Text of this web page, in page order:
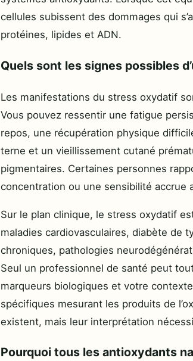
cellules subissent des dommages qui
protéines, lipides et ADN.
Quels sont les signes possibles
Les manifestations du stress oxydatif
Vous pouvez ressentir une fatigue
repos, une récupération physique
terne et un vieillissement cutané
pigmentaires. Certaines personnes
concentration ou une sensibilité accrue
Sur le plan clinique, le stress oxydatif
maladies cardiovasculaires, diabète de
chroniques, pathologies
Seul un professionnel de santé peut
marqueurs biologiques et votre
spécifiques mesurant les produits de
existent, mais leur interprétation
Pourquoi tous les antioxydants